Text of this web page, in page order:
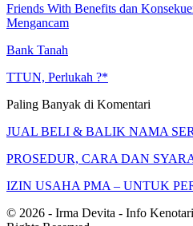
Friends With Benefits dan
Mengancam
Bank Tanah
TTUN, Perlukah ?*
Paling Banyak di Komentari
JUAL BELI & BALIK NAMA
PROSEDUR, CARA DAN
IZIN USAHA PMA – UNTUK
© 2026 - Irma Devita - Info